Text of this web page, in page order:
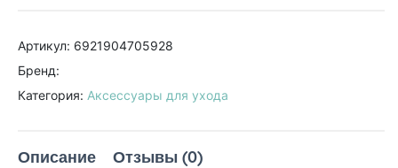
Артикул: 6921904705928
Бренд:
Категория: Аксессуары для ухода
Описание Отзывы (0)